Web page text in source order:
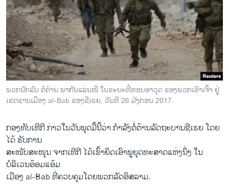
ຊີວິດຊາວລາວ
ຊຸມຊົນຊາວລາວ
ວິທະຍາສາດ-ເທັກໂນໂລຈີ
ທຸລະກິດ
ພາສາອັງກິດ
ວີດີໂອ
ລາຍການກະຈາຍສຽງ
ລາຍງານ
ຕິດຕາມພວກເຮົາ ທີ່
ພວກນັກລົບ ຕໍ່ຕ້ານ ພາກັນແລ່ນໜີ ໃນຂະນະທີ່ຫອບອາວຸດ ຂອງພວກເຂົາເຈົ້າ ຢູ່
ເຂດຊານເມືອງ al-Bab ຂອງຊີເຣຍ, ວັນທີ 26 ມັງກອນ 2017.
ກອງທັບ​ເທີກີ ກ່າວໃນ​ວັນ​ພຸດ​ມື້ນີ້ວ່າ ກຳລັງ​ຕໍ່ຕ້ານ​ລັດຖະບານ​ຊີ​ເຣຍ ​ໂດຍ​
ໄດ້ ຮັບ​ການ
​ສະໜັບສະໜຸນ ​ຈາກ​ເທີ​ກີ ​ໄດ້​ເຂົ້າຍຶດ​ເອົາ​ພູ​ຍຸດ​ທະ​ສາດ​ແຫ່ງ​ນຶ່ງ ​ໃນ​
ບໍລິເວນ​ອ້ອມ​ແອ້ມ
​ເມືອງ al-Bab ທີ່​ຄວບ​ຄຸມ​ໂດຍ​ພວກ​ລັດ​ອິສລາມ.